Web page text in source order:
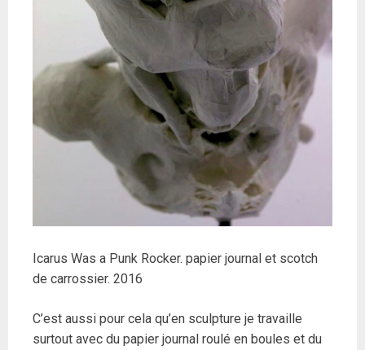
Icarus Was a Punk Rocker. papier journal et scotch
de carrossier. 2016
C’est aussi pour cela qu’en sculpture je travaille
surtout avec du papier journal roulé en boules et du